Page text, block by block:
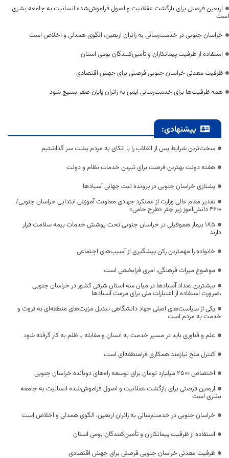
اربعین فرصتی برای بازگشت عقلانیت و اصول فراموش‌شده انسانیت به جامعه بشری
است
خراسان جنوبی در خدمت‌رسانی به زائران اربعین، الگوی همدلی و اخلاص است
استفاده از ظرفیت پیمانکاران و تأمین‌کنندگان بومی استان
ظرفیت معدنی خراسان جنوبی فرصتی برای جهش اقتصادی
همه ظرفیت‌ها برای خدمت‌رسانی ایمن به زائران پایان صفر بسیج شود
پیشنهادی:
سخت‌ترین شرایط پس از انقلاب را با اتکای به مردم پشت سر گذاشتیم
هفته دولت بهترین فرصت برای تبیین خدمات نظام و دولت
یشتازی خراسان جنوبی در پرونده ثبت جهانی آسبادها
تقدیر مقام عالی وزارت از عملکرد جهادی معاونت آموزش ابتدایی خراسان جنوبی/
۴۶۰۰ دانش‌آموز زیر چتر «طرح حامی»
۱۸۵ بیمار هموفیلی در خراسان جنوبی تحت پوشش خدمات بیمه سلامت قرار
دارند
خانواده را مهمترین رکن پیشگیری از آسیب‌های اجتماعی
موضوع میراث فرهنگی، امری فرابخشی است
بیشترین تعداد آسبادها در میان سه استان شرقی کشور در خراسان جنوبی
،ضرورت استفاده از اعتبارات ملی برای مرمت آسبادها
یکی از سیاست‌های اصلی جهاد دانشگاهی تبدیل مزیت‌های منطقه‌ای به ثروت و
خدمت به مردم است
علم و فناوری باید در مسیر خدمت به انسان و مقابله با ظلم به کار گرفته شود
کنترل ملخ نیازمند همکاری فرامنطقه‌ای است
اختصاص 2500 میلیارد تومان برای توسعه راه‌های دوبانده خراسان جنوبی
اربعین فرصتی برای بازگشت عقلانیت و اصول فراموش‌شده انسانیت به جامعه
بشری است
خراسان جنوبی در خدمت‌رسانی به زائران اربعین، الگوی همدلی و اخلاص است
استفاده از ظرفیت پیمانکاران و تأمین‌کنندگان بومی استان
ظرفیت معدنی خراسان جنوبی فرصتی برای جهش اقتصادی